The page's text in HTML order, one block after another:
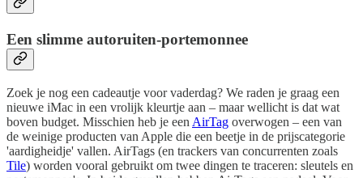
Een slimme autoruiten-portemonnee
Zoek je nog een cadeautje voor vaderdag? We raden je graag een
nieuwe iMac in een vrolijk kleurtje aan – maar wellicht is dat wat
boven budget. Misschien heb je een AirTag overwogen – een van
de weinige producten van Apple die een beetje in de prijscategorie
'aardigheidje' vallen. AirTags (en trackers van concurrenten zoals
Tile) worden vooral gebruikt om twee dingen te traceren: sleutels en